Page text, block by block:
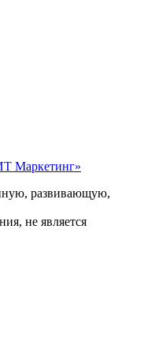
Маркетинг»
развивающую,
не является